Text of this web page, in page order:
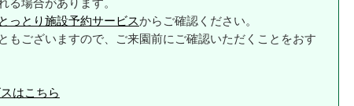
る場合があります。
とっとり施設予約サービスからご確認ください。
もございますので、ご来園前にご確認いただくことをおす
はこちら